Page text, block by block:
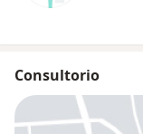
Consultorio